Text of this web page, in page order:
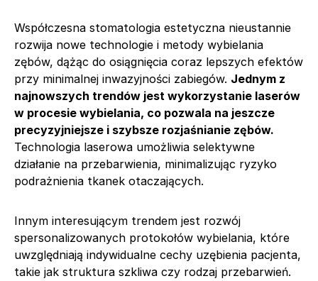
Współczesna stomatologia estetyczna nieustannie
rozwija nowe technologie i metody wybielania
zębów, dążąc do osiągnięcia coraz lepszych efektów
przy minimalnej inwazyjności zabiegów. Jednym z
najnowszych trendów jest wykorzystanie laserów
w procesie wybielania, co pozwala na jeszcze
precyzyjniejsze i szybsze rozjaśnianie zębów.
Technologia laserowa umożliwia selektywne
działanie na przebarwienia, minimalizując ryzyko
podrażnienia tkanek otaczających.
Innym interesującym trendem jest rozwój
spersonalizowanych protokołów wybielania, które
uwzględniają indywidualne cechy uzębienia pacjenta,
takie jak struktura szkliwa czy rodzaj przebarwień.